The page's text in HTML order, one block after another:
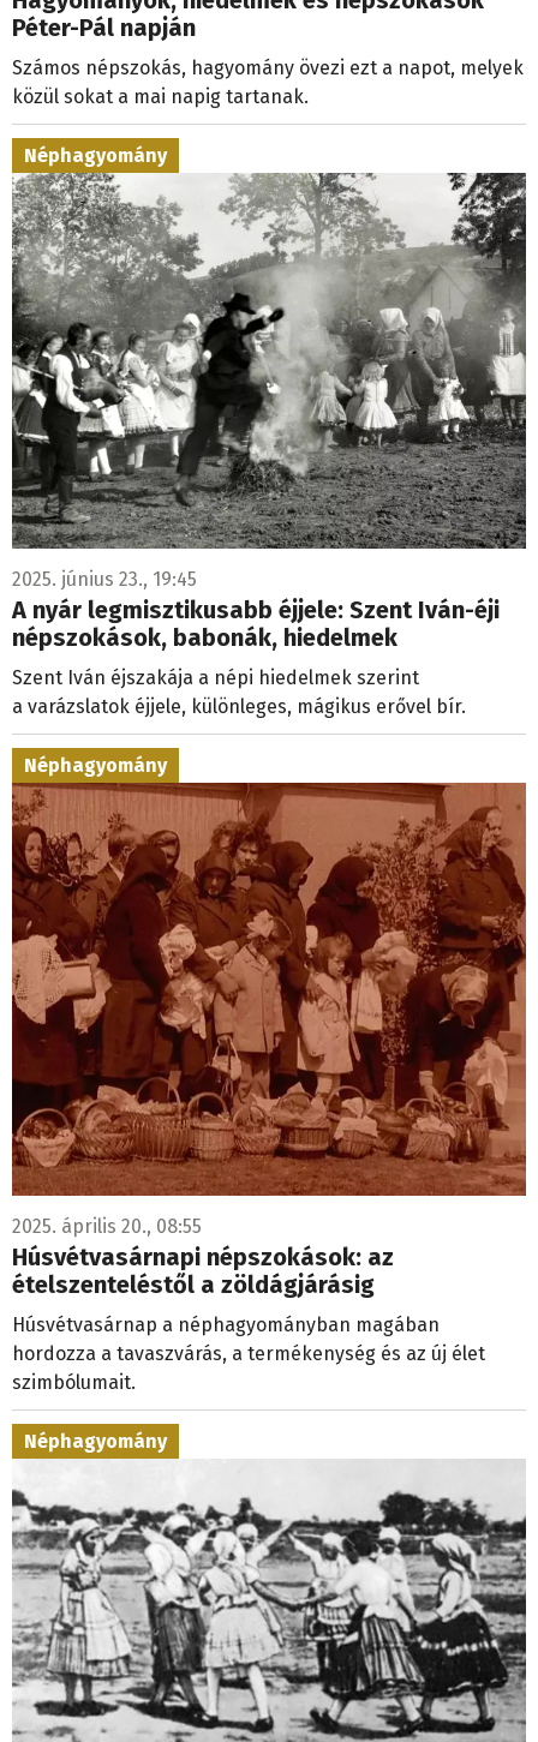
Péter-Pál napján
Számos népszokás, hagyomány övezi ezt a napot, melyek
közül sokat a mai napig tartanak.
Néphagyomány
2025. június 23., 19:45
A nyár legmisztikusabb éjjele: Szent Iván-éji
népszokások, babonák, hiedelmek
Szent Iván éjszakája a népi hiedelmek szerint
a varázslatok éjjele, különleges, mágikus erővel bír.
Néphagyomány
2025. április 20., 08:55
Húsvétvasárnapi népszokások: az
ételszenteléstől a zöldágjárásig
Húsvétvasárnap a néphagyományban magában
hordozza a tavaszvárás, a termékenység és az új élet
szimbólumait.
Néphagyomány